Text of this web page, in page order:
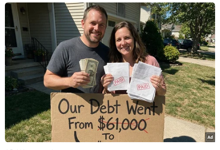
Nam tại bang Karnataka; bà Vanusia Nogueira -
Tổng Giám đốc Tổ chức Càphê Quốc tế.
Triển lãm và WCC được tổ chức 5 năm một lần,
lần đầu tổ chức năm 2001, lần thứ 5 dự kiến tổ
chức năm 2020 nhưng do đại dịch COVID-19
nên được chuyển sang năm nay 2023.
Bangaluru vinh dự là thành phố đầu tiên tại
châu Á đăng cai hội nghị từ ngày 25-28/9. Chủ
đề của WCC năm nay là “Phát triển Bền vững
thông qua Kinh tế Tuần hoàn và Nông nghiệp